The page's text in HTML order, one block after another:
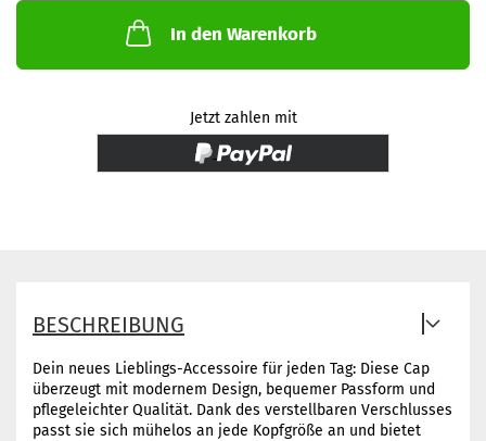
In den Warenkorb
Jetzt zahlen mit
BESCHREIBUNG
Dein neues Lieblings-Accessoire für jeden Tag: Diese Cap
überzeugt mit modernem Design, bequemer Passform und
pflegeleichter Qualität. Dank des verstellbaren Verschlusses
passt sie sich mühelos an jede Kopfgröße an und bietet